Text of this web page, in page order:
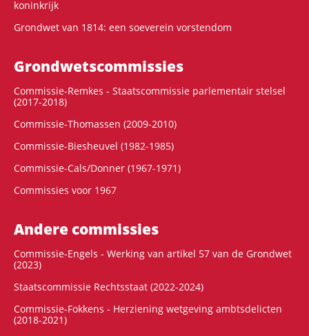
koninkrijk
Grondwet van 1814: een soeverein vorstendom
Grondwets­commissies
Commissie-Remkes - Staatscommissie parlementair stelsel
(2017-2018)
Commissie-Thomassen (2009-2010)
Commissie-Biesheuvel (1982-1985)
Commissie-Cals/Donner (1967-1971)
Commissies voor 1967
Andere commissies
Commissie-Engels - Werking van artikel 57 van de Grondwet
(2023)
Staatscommissie Rechtsstaat (2022-2024)
Commissie-Fokkens - Herziening wetgeving ambtsdelicten
(2018-2021)